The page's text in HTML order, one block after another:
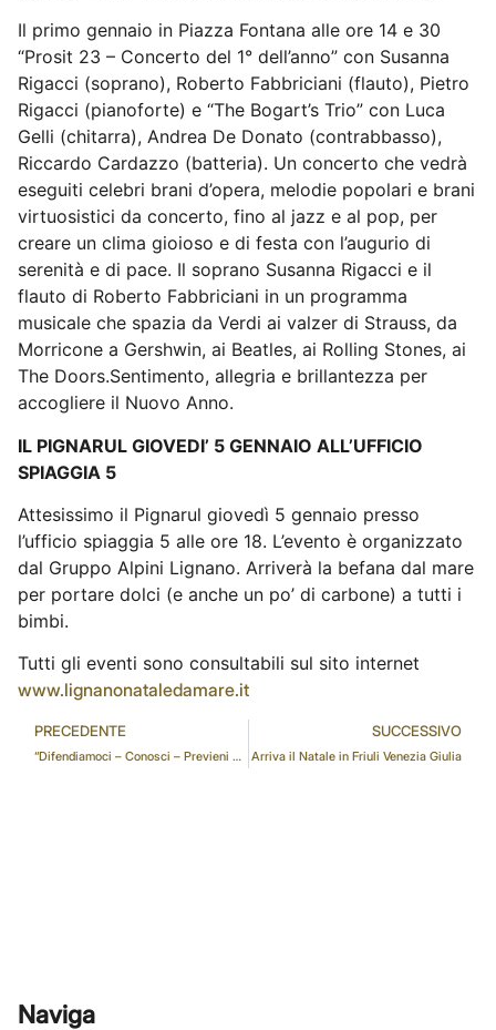
Il primo gennaio in Piazza Fontana alle ore 14 e 30
“Prosit 23 – Concerto del 1° dell’anno” con Susanna
Rigacci (soprano), Roberto Fabbriciani (flauto), Pietro
Rigacci (pianoforte) e “The Bogart’s Trio” con Luca
Gelli (chitarra), Andrea De Donato (contrabbasso),
Riccardo Cardazzo (batteria). Un concerto che vedrà
eseguiti celebri brani d’opera, melodie popolari e brani
virtuosistici da concerto, fino al jazz e al pop, per
creare un clima gioioso e di festa con l’augurio di
serenità e di pace. Il soprano Susanna Rigacci e il
flauto di Roberto Fabbriciani in un programma
musicale che spazia da Verdi ai valzer di Strauss, da
Morricone a Gershwin, ai Beatles, ai Rolling Stones, ai
The Doors.Sentimento, allegria e brillantezza per
accogliere il Nuovo Anno.
IL PIGNARUL GIOVEDI’ 5 GENNAIO ALL’UFFICIO
SPIAGGIA 5
Attesissimo il Pignarul giovedì 5 gennaio presso
l’ufficio spiaggia 5 alle ore 18. L’evento è organizzato
dal Gruppo Alpini Lignano. Arriverà la befana dal mare
per portare dolci (e anche un po’ di carbone) a tutti i
bimbi.
Tutti gli eventi sono consultabili sul sito internet
www.lignanonataledamare.it
PRECEDENTE
“Difendiamoci – Conosci – Previeni – Difenditi “
SUCCESSIVO
Arriva il Natale in Friuli Venezia Giulia
Naviga